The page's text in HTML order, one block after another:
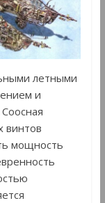
летными
и
винтов
мощность